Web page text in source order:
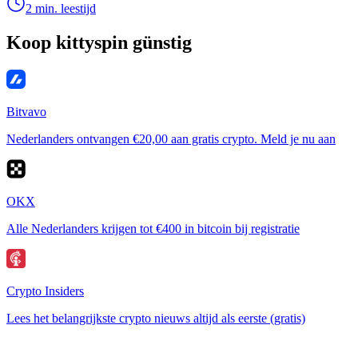
2 min. leestijd
Koop kittyspin günstig
Bitvavo
Nederlanders ontvangen €20,00 aan gratis crypto. Meld je nu aan
OKX
Alle Nederlanders krijgen tot €400 in bitcoin bij registratie
Crypto Insiders
Lees het belangrijkste crypto nieuws altijd als eerste (gratis)